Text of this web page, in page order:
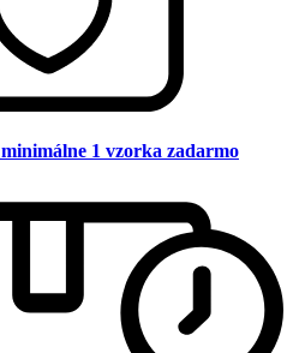
1 vzorka zadarmo